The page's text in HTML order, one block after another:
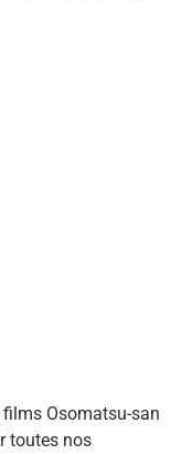
Osomatsu-san
toutes nos